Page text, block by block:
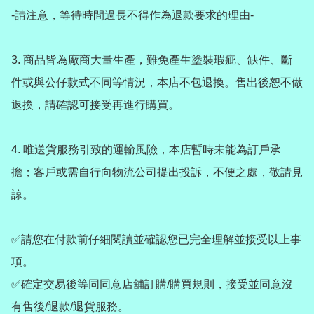
-請注意，等待時間過長不得作為退款要求的理由-
3️. 商品皆為廠商大量生產，難免產生塗裝瑕疵、缺件、斷
件或與公仔款式不同等情況，本店不包退換。售出後恕不做
退換，請確認可接受再進行購買。
4️. 唯送貨服務引致的運輸風險，本店暫時未能為訂戶承
擔；客戶或需自行向物流公司提出投訴，不便之處，敬請見
諒。
✅請您在付款前仔細閱讀並確認您已完全理解並接受以上事
項。
✅確定交易後等同同意店舖訂購/購買規則，接受並同意沒
有售後/退款/退貨服務。